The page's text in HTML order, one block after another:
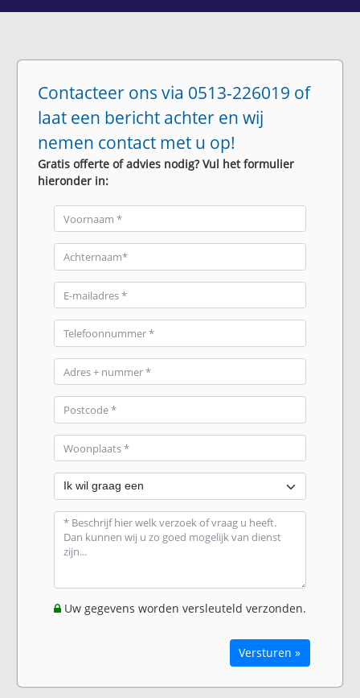
Contacteer ons via 0513-226019 of
laat een bericht achter en wij
nemen contact met u op!
Gratis offerte of advies nodig? Vul het formulier
hieronder in:
Uw gegevens worden versleuteld verzonden.
Versturen »